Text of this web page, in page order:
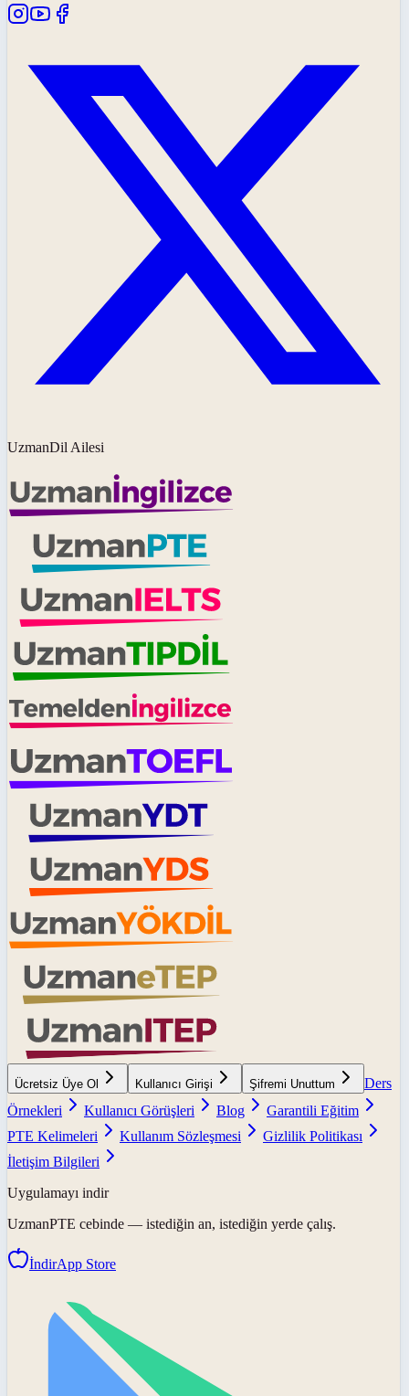
UzmanDil Ailesi
Ücretsiz Üye Ol Kullanıcı Girişi Şifremi Unuttum
Ders
Örnekleri
Kullanıcı Görüşleri Blog
Garantili Eğitim
PTE Kelimeleri
Kullanım Sözleşmesi
Gizlilik Politikası
İletişim Bilgileri
Uygulamayı indir
UzmanPTE cebinde — istediğin an, istediğin yerde çalış.
İndirApp Store